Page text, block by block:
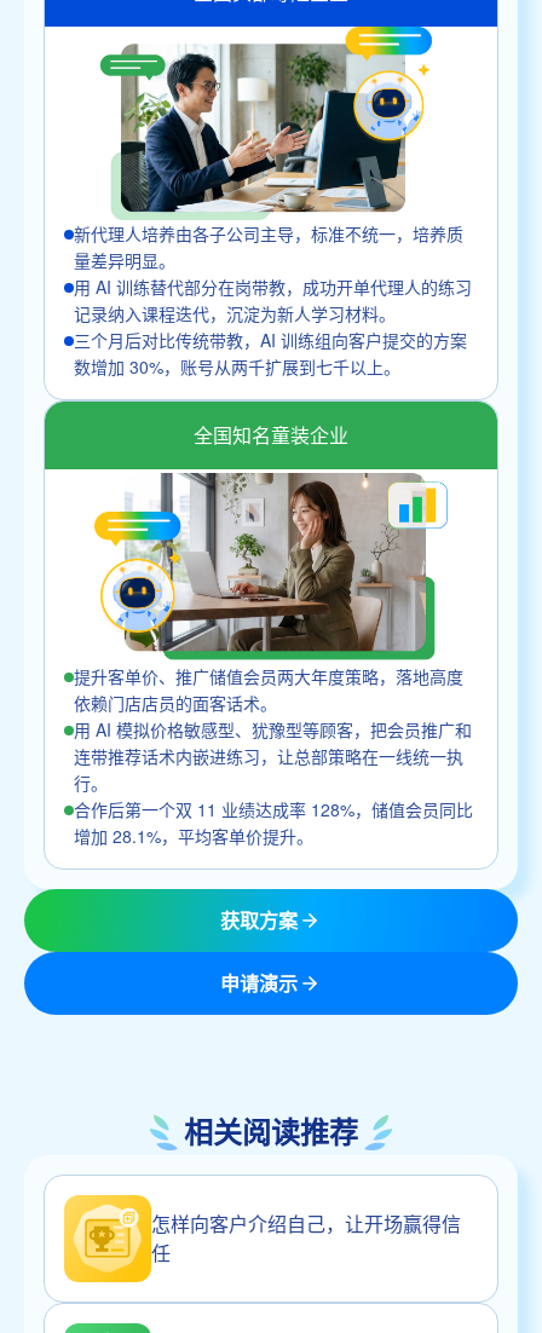
新代理人培养由各子公司主导，标准不统一，培养质
量差异明显。
用 AI 训练替代部分在岗带教，成功开单代理人的练习
记录纳入课程迭代，沉淀为新人学习材料。
三个月后对比传统带教，AI 训练组向客户提交的方案
数增加 30%，账号从两千扩展到七千以上。
全国知名童装企业
提升客单价、推广储值会员两大年度策略，落地高度
依赖门店店员的面客话术。
用 AI 模拟价格敏感型、犹豫型等顾客，把会员推广和
连带推荐话术内嵌进练习，让总部策略在一线统一执
行。
合作后第一个双 11 业绩达成率 128%，储值会员同比
增加 28.1%，平均客单价提升。
获取方案
申请演示
相关阅读推荐
怎样向客户介绍自己，让开场赢得信
任